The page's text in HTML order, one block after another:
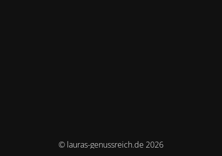
© lauras-genussreich.de 2026